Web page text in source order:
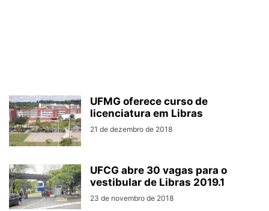
UFMG oferece curso de
licenciatura em Libras
21 de dezembro de 2018
UFCG abre 30 vagas para o
vestibular de Libras 2019.1
23 de novembro de 2018